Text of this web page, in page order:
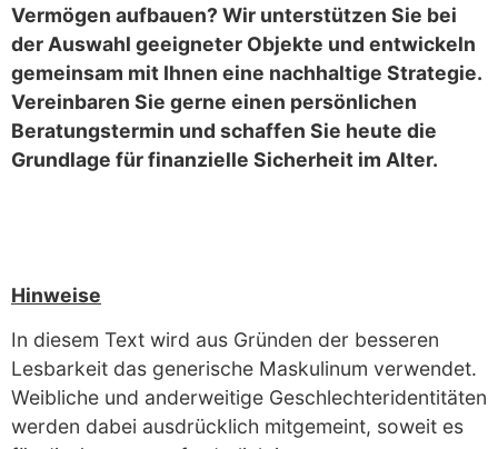
Vermögen aufbauen? Wir unterstützen Sie bei
der Auswahl geeigneter Objekte und entwickeln
gemeinsam mit Ihnen eine nachhaltige Strategie.
Vereinbaren Sie gerne einen persönlichen
Beratungstermin und schaffen Sie heute die
Grundlage für finanzielle Sicherheit im Alter.
Hinweise
In diesem Text wird aus Gründen der besseren
Lesbarkeit das generische Maskulinum verwendet.
Weibliche und anderweitige Geschlechteridentitäten
werden dabei ausdrücklich mitgemeint, soweit es